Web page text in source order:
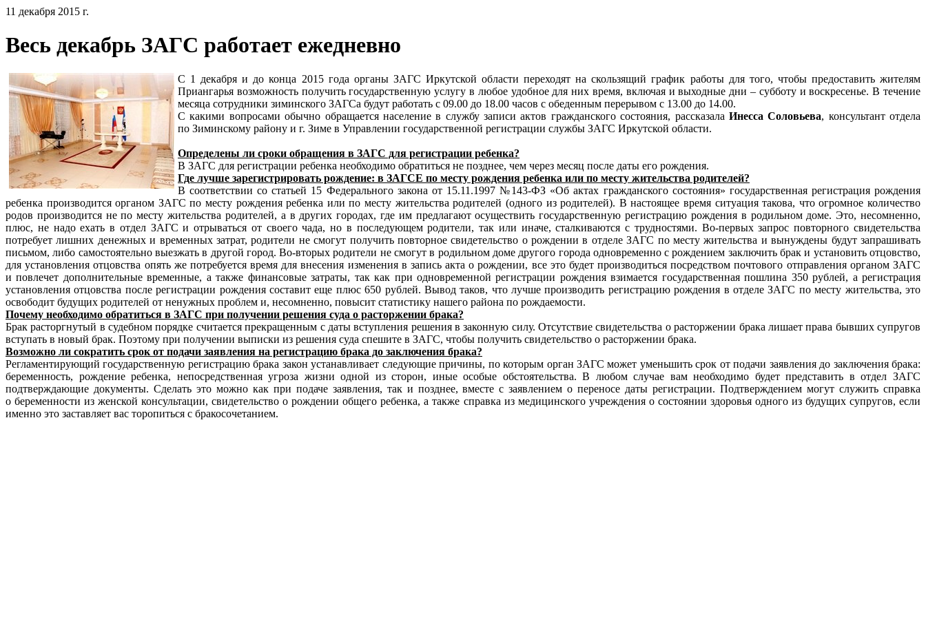
11 декабря 2015 г.
Весь декабрь ЗАГС работает ежедневно
С 1 декабря и до конца 2015 года органы ЗАГС Иркутской области переходят на скользящий график работы для того, чтобы предоставить жителям
Приангарья возможность получить государственную услугу в любое удобное для них время, включая и выходные дни – субботу и воскресенье. В течение
месяца сотрудники зиминского ЗАГСа будут работать с 09.00 до 18.00 часов с обеденным перерывом с 13.00 до 14.00.
С какими вопросами обычно обращается население в службу записи актов гражданского состояния, рассказала Инесса Соловьева, консультант отдела
по Зиминскому району и г. Зиме в Управлении государственной регистрации службы ЗАГС Иркутской области.
Определены ли сроки обращения в ЗАГС для регистрации ребенка?
В ЗАГС для регистрации ребенка необходимо обратиться не позднее, чем через месяц после даты его рождения.
Где лучше зарегистрировать рождение: в ЗАГСЕ по месту рождения ребенка или по месту жительства родителей?
В соответствии со статьей 15 Федерального закона от 15.11.1997 №143-ФЗ «Об актах гражданского состояния» государственная регистрация рождения
ребенка производится органом ЗАГС по месту рождения ребенка или по месту жительства родителей (одного из родителей). В настоящее время ситуация такова, что огромное количество
родов производится не по месту жительства родителей, а в других городах, где им предлагают осуществить государственную регистрацию рождения в родильном доме. Это, несомненно,
плюс, не надо ехать в отдел ЗАГС и отрываться от своего чада, но в последующем родители, так или иначе, сталкиваются с трудностями. Во-первых запрос повторного свидетельства
потребует лишних денежных и временных затрат, родители не смогут получить повторное свидетельство о рождении в отделе ЗАГС по месту жительства и вынуждены будут запрашивать
письмом, либо самостоятельно выезжать в другой город. Во-вторых родители не смогут в родильном доме другого города одновременно с рождением заключить брак и установить отцовство,
для установления отцовства опять же потребуется время для внесения изменения в запись акта о рождении, все это будет производиться посредством почтового отправления органом ЗАГС
и повлечет дополнительные временные, а также финансовые затраты, так как при одновременной регистрации рождения взимается государственная пошлина 350 рублей, а регистрация
установления отцовства после регистрации рождения составит еще плюс 650 рублей. Вывод таков, что лучше производить регистрацию рождения в отделе ЗАГС по месту жительства, это
освободит будущих родителей от ненужных проблем и, несомненно, повысит статистику нашего района по рождаемости.
Почему необходимо обратиться в ЗАГС при получении решения суда о расторжении брака?
Брак расторгнутый в судебном порядке считается прекращенным с даты вступления решения в законную силу. Отсутствие свидетельства о расторжении брака лишает права бывших супругов
вступать в новый брак. Поэтому при получении выписки из решения суда спешите в ЗАГС, чтобы получить свидетельство о расторжении брака.
Возможно ли сократить срок от подачи заявления на регистрацию брака до заключения брака?
Регламентирующий государственную регистрацию брака закон устанавливает следующие причины, по которым орган ЗАГС может уменьшить срок от подачи заявления до заключения брака:
беременность, рождение ребенка, непосредственная угроза жизни одной из сторон, иные особые обстоятельства. В любом случае вам необходимо будет представить в отдел ЗАГС
подтверждающие документы. Сделать это можно как при подаче заявления, так и позднее, вместе с заявлением о переносе даты регистрации. Подтверждением могут служить справка
о беременности из женской консультации, свидетельство о рождении общего ребенка, а также справка из медицинского учреждения о состоянии здоровья одного из будущих супругов, если
именно это заставляет вас торопиться с бракосочетанием.